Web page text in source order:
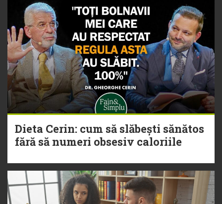
Dieta Cerin: cum să slăbești sănătos
fără să numeri obsesiv caloriile